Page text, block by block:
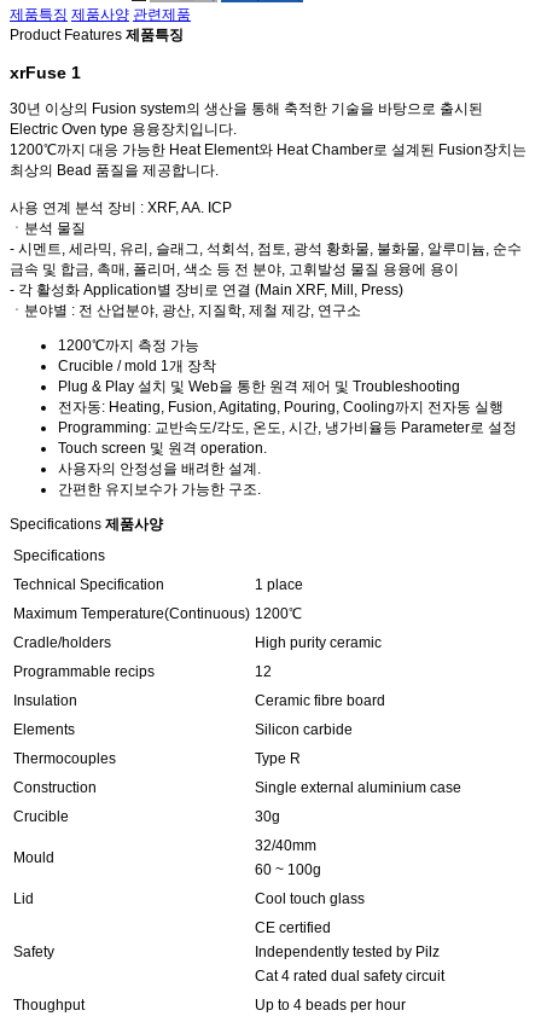
제품특징 제품사양 관련제품
Product Features 제품특징
xrFuse 1
30년 이상의 Fusion system의 생산을 통해 축적한 기술을 바탕으로 출시된
Electric Oven type 용융장치입니다.
1200℃까지 대응 가능한 Heat Element와 Heat Chamber로 설계된 Fusion장치는
최상의 Bead 품질을 제공합니다.
사용 연계 분석 장비 : XRF, AA. ICP
ㆍ분석 물질
- 시멘트, 세라믹, 유리, 슬래그, 석회석, 점토, 광석 황화물, 불화물, 알루미늄, 순수
금속 및 합금, 촉매, 폴리머, 색소 등 전 분야, 고휘발성 물질 용융에 용이
- 각 활성화 Application별 장비로 연결 (Main XRF, Mill, Press)
ㆍ분야별 : 전 산업분야, 광산, 지질학, 제철 제강, 연구소
1200℃까지 측정 가능
Crucible / mold 1개 장착
Plug & Play 설치 및 Web을 통한 원격 제어 및 Troubleshooting
전자동: Heating, Fusion, Agitating, Pouring, Cooling까지 전자동 실행
Programming: 교반속도/각도, 온도, 시간, 냉가비율등 Parameter로 설정
Touch screen 및 원격 operation.
사용자의 안정성을 배려한 설계.
간편한 유지보수가 가능한 구조.
Specifications 제품사양
Specifications
Technical Specification
1 place
Maximum Temperature(Continuous) 1200℃
Cradle/holders
High purity ceramic
Programmable recips
12
Insulation
Ceramic fibre board
Elements
Silicon carbide
Thermocouples
Type R
Construction
Single external aluminium case
Crucible
30g
Mould
32/40mm
60 ~ 100g
Lid
Cool touch glass
Safety
CE certified
Independently tested by Pilz
Cat 4 rated dual safety circuit
Thoughput
Up to 4 beads per hour